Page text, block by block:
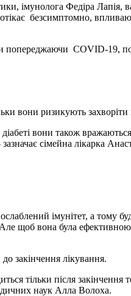
імунолога Федіра Лапія,
безсимптомно,
попереджаючи COVID-19,
вони ризикують
вони також
сімейна лікарка
імунітет, а тому
щоб вона була
закінчення лікування.
тільки після закінчення
наук Алла Волоха.